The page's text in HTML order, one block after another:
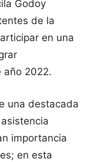
Godoy
de la
en una
año 2022.
una destacada
importancia
en esta